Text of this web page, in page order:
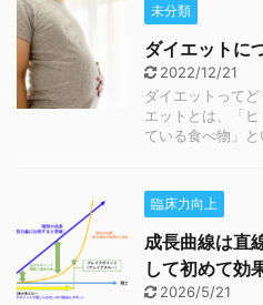
未分類
ダイエット
2022/12/21
ダイエットって
エットとは、「
ている食べ物」
臨床力向上
成長曲線は直
して初めて効
2026/5/21